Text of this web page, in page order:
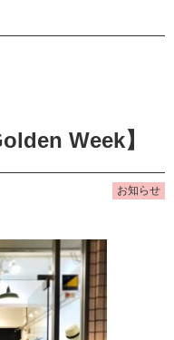
Week】
お知らせ